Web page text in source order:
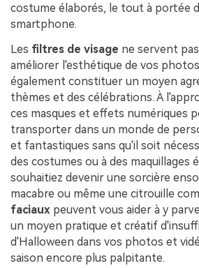
costume élaborés, le tout à portée
smartphone.
Les filtres de visage ne servent
améliorer l'esthétique de vos
également constituer un moyen
thèmes et des célébrations. À
ces masques et effets numériques
transporter dans un monde de
et fantastiques sans qu'il soit
des costumes ou à des maquillages
souhaitiez devenir une sorcière
macabre ou même une citrouille
faciaux peuvent vous aider à y
un moyen pratique et créatif
d'Halloween dans vos photos et
saison encore plus palpitante.